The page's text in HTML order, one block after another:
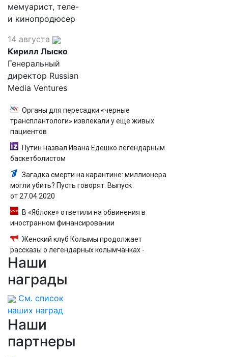
мемуарист, теле-
и кинопродюсер
14 августа
Кирилл Лыско
Генеральный
директор Russian
Media Ventures
Органы для пересадки «черные
трансплантологи» извлекали у еще живых
пациентов
Путин назвал Ивана Едешко легендарным
баскетболистом
Загадка смерти на карантине: миллионера
могли убить? Пусть говорят. Выпуск
от 27.04.2020
В «Яблоке» ответили на обвинения в
иностранном финансировании
Женский клуб Колымы продолжает
рассказы о легендарных колымчанках -
MagadanMedia.ru
Наши
награды
См. список
наших наград
Наши
партнеры